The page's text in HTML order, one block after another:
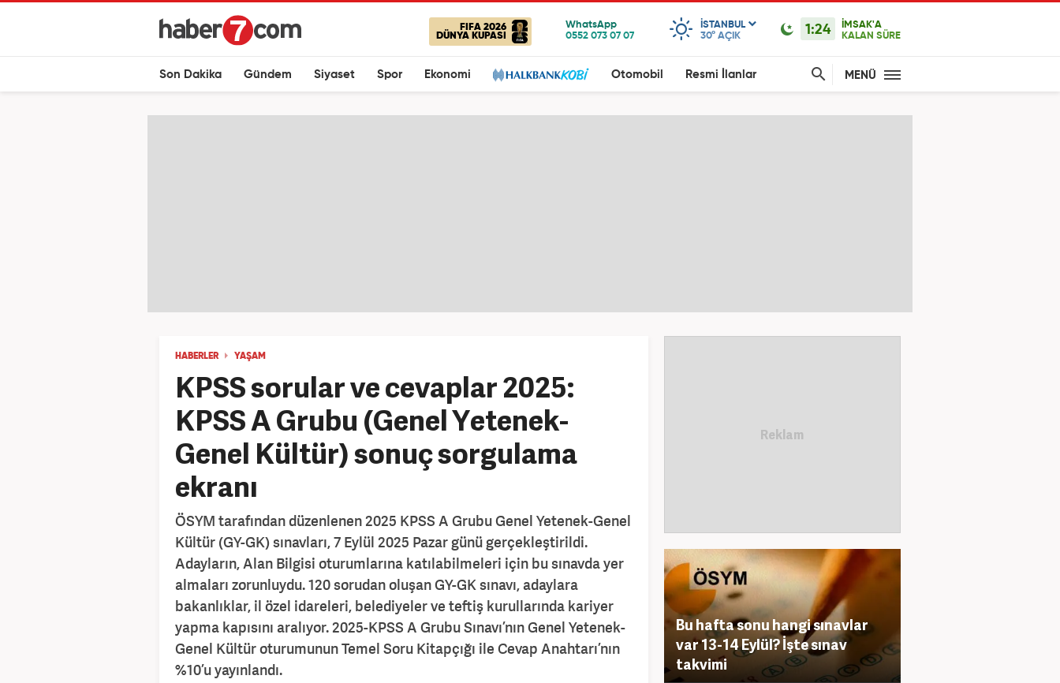
FIFA 2026
DÜNYA KUPASI
ISTANBUL
30° AÇIK 1:24
İMSAK'A
KALAN SÜRE
Son Dakika Gündem Siyaset Spor Ekonomi Otomobil Resmi İlanlar MENÜ
HABERLER YAŞAM
KPSS sorular ve cevaplar 2025:
KPSS A Grubu (Genel Yetenek-
Genel Kültür) sonuç sorgulama
ekranı
ÖSYM tarafından düzenlenen 2025 KPSS A Grubu Genel Yetenek-Genel
Kültür (GY-GK) sınavları, 7 Eylül 2025 Pazar günü gerçekleştirildi.
Adayların, Alan Bilgisi oturumlarına katılabilmeleri için bu sınavda yer
almaları zorunluydu. 120 sorudan oluşan GY-GK sınavı, adaylara
bakanlıklar, il özel idareleri, belediyeler ve teftiş kurullarında kariyer
yapma kapısını aralıyor. 2025-KPSS A Grubu Sınavı’nın Genel Yetenek-
Genel Kültür oturumunun Temel Soru Kitapçığı ile Cevap Anahtarı’nın
%10’u yayınlandı.
Bu hafta sonu hangi sınavlar
var 13-14 Eylül? İşte sınav
takvimi